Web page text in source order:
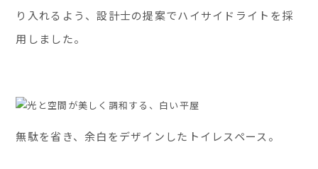
り入れるよう、設計士の提案でハイサイドライトを採
用しました。
無駄を省き、余白をデザインしたトイレスペース。